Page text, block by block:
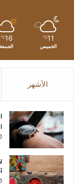
11
℃
الخميس
16
℃
الجمعة
الأشهر